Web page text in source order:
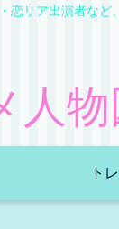
恋リア出演者など
人
ト